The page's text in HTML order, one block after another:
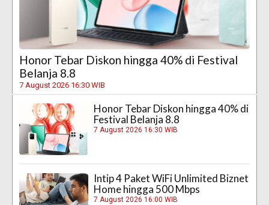
Honor Tebar Diskon hingga 40% di Festival
Belanja 8.8
7 August 2026 16:30 WIB
Honor Tebar Diskon hingga 40% di
Festival Belanja 8.8
7 August 2026 16:30 WIB
Intip 4 Paket WiFi Unlimited Biznet
Home hingga 500 Mbps
7 August 2026 16:00 WIB